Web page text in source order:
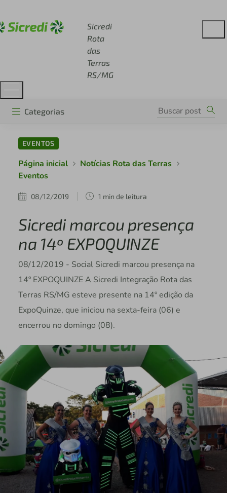
Sicredi
Rota
das
Terras
RS/MG
Categorias
EVENTOS
Página inicial
Notícias Rota das Terras
Eventos
08/12/2019 1 min de leitura
Sicredi marcou presença
na 14º EXPOQUINZE
08/12/2019 - Social Sicredi marcou presença na
14º EXPOQUINZE A Sicredi Integração Rota das
Terras RS/MG esteve presente na 14º edição da
ExpoQuinze, que iniciou na sexta-feira (06) e
encerrou no domingo (08).